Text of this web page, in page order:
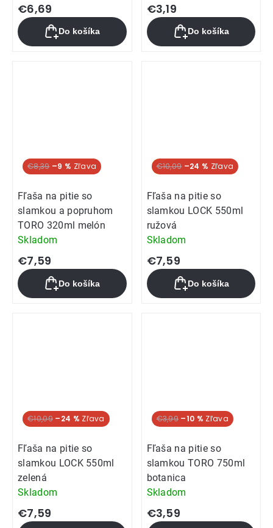
€6,69
Do košíka
€3,19
Do košíka
€8,39 –9 %
Fľaša na pitie so
slamkou a popruhom
TORO 320ml melón
Skladom
€7,59
Do košíka
Akcia
€10,09 –24 %
Fľaša na pitie so
slamkou LOCK 550ml
ružová
Skladom
€7,59
Do košíka
Akcia
€10,09 –24 %
Fľaša na pitie so
slamkou LOCK 550ml
zelená
Skladom
€7,59
€3,99 –10 %
Fľaša na pitie so
slamkou TORO 750ml
botanica
Skladom
€3,59